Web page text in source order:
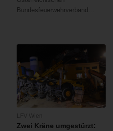
Bundesfeuerwehrverband…
Zwei Kräne umgestürzt: